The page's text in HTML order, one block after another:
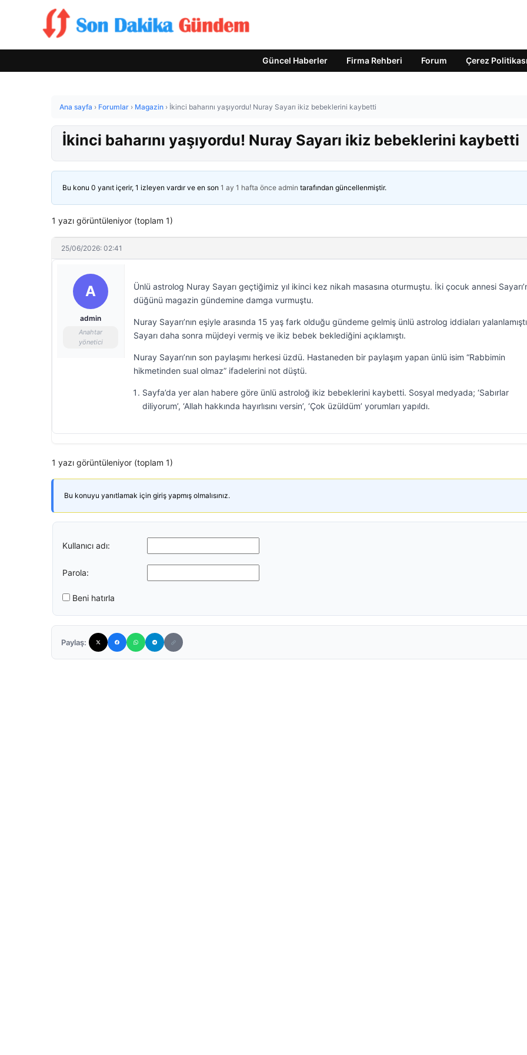
Güncel Haberler Firma Rehberi Forum Çerez Politikası
Ana sayfa › Forumlar › Magazin › İkinci baharını yaşıyordu! Nuray Sayarı ikiz bebeklerini kaybetti
İkinci baharını yaşıyordu! Nuray Sayarı ikiz bebeklerini kaybetti
Bu konu 0 yanıt içerir, 1 izleyen vardır ve en son 1 ay 1 hafta önce admin tarafından güncellenmiştir.
1 yazı görüntüleniyor (toplam 1)
25/06/2026: 02:41
A
admin
Anahtar
yönetici
Ünlü astrolog Nuray Sayarı geçtiğimiz yıl ikinci kez nikah masasına oturmuştu. İki çocuk annesi
düğünü magazin gündemine damga vurmuştu.
Nuray Sayarı’nın eşiyle arasında 15 yaş fark olduğu gündeme gelmiş ünlü astrolog iddiaları
Sayarı daha sonra müjdeyi vermiş ve ikiz bebek beklediğini açıklamıştı.
Nuray Sayarı’nın son paylaşımı herkesi üzdü. Hastaneden bir paylaşım yapan ünlü isim “Rabbimin
hikmetinden sual olmaz” ifadelerini not düştü.
Sayfa’da yer alan habere göre ünlü astroloğ ikiz bebeklerini kaybetti. Sosyal medyada; ‘Sabırlar
diliyorum’, ‘Allah hakkında hayırlısını versin’, ‘Çok üzüldüm’ yorumları yapıldı.
1 yazı görüntüleniyor (toplam 1)
Bu konuyu yanıtlamak için giriş yapmış olmalısınız.
Kullanıcı adı:
Parola:
Beni hatırla
Paylaş: